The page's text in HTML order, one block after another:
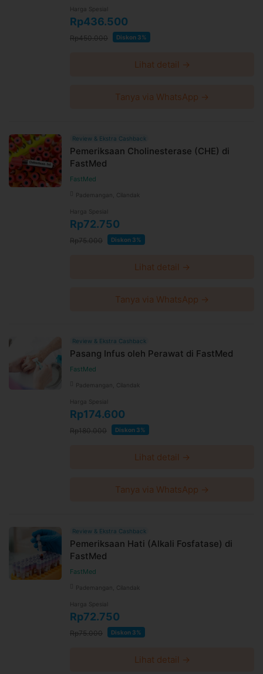
Harga Spesial
Rp436.500
Rp450.000 Diskon 3%
Lihat detail →
Tanya via WhatsApp →
Review & Ekstra Cashback
Pemeriksaan Cholinesterase (CHE) di
FastMed
FastMed
Pademangan, Cilandak
Harga Spesial
Rp72.750
Rp75.000 Diskon 3%
Lihat detail →
Tanya via WhatsApp →
Review & Ekstra Cashback
Pasang Infus oleh Perawat di FastMed
FastMed
Pademangan, Cilandak
Harga Spesial
Rp174.600
Rp180.000 Diskon 3%
Lihat detail →
Tanya via WhatsApp →
Review & Ekstra Cashback
Pemeriksaan Hati (Alkali Fosfatase) di
FastMed
FastMed
Pademangan, Cilandak
Harga Spesial
Rp72.750
Rp75.000 Diskon 3%
Lihat detail →